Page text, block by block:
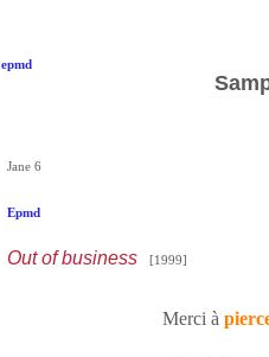
epmd
Jane 6
Epmd
Out of business [1999]
Merci à